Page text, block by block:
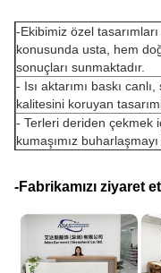
-Ekibimiz özel
konusunda usta, hem
sonuçları sunmaktadır.
- Isı aktarımı baskı
kalitesini koruyan
- Terleri deriden çekmek
kumaşımız
-Fabrikamızı ziyaret